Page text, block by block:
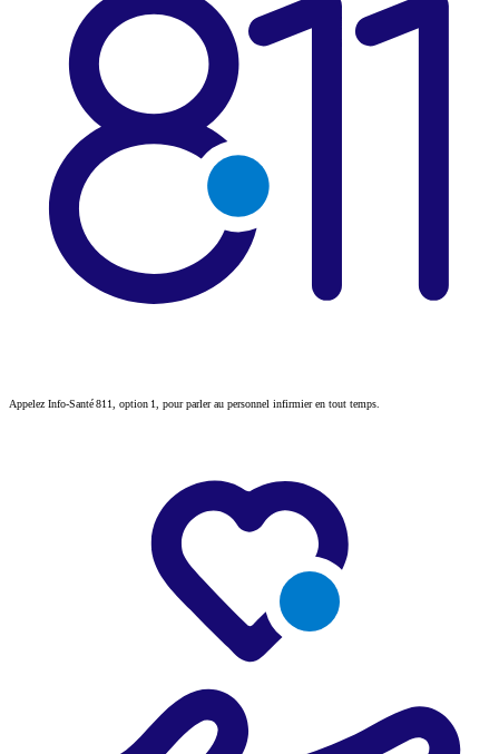
Appelez Info-Santé 811, option 1, pour parler au personnel infirmier en tout temps.